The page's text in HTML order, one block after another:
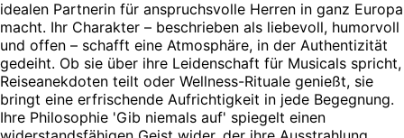
idealen Partnerin für anspruchsvolle Herren in ganz Europa
macht. Ihr Charakter – beschrieben als liebevoll, humorvoll
und offen – schafft eine Atmosphäre, in der Authentizität
gedeiht. Ob sie über ihre Leidenschaft für Musicals spricht,
Reiseanekdoten teilt oder Wellness-Rituale genießt, sie
bringt eine erfrischende Aufrichtigkeit in jede Begegnung.
Ihre Philosophie 'Gib niemals auf' spiegelt einen